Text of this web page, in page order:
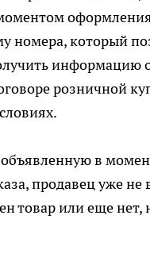
оформления
номера, который
информацию
розничной
в
продавец уже не
товар или еще нет,